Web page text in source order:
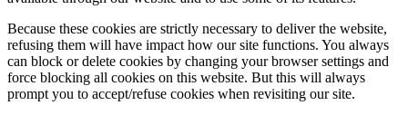
Because these cookies are strictly necessary to deliver the website,
refusing them will have impact how our site functions. You always
can block or delete cookies by changing your browser settings and
force blocking all cookies on this website. But this will always
prompt you to accept/refuse cookies when revisiting our site.